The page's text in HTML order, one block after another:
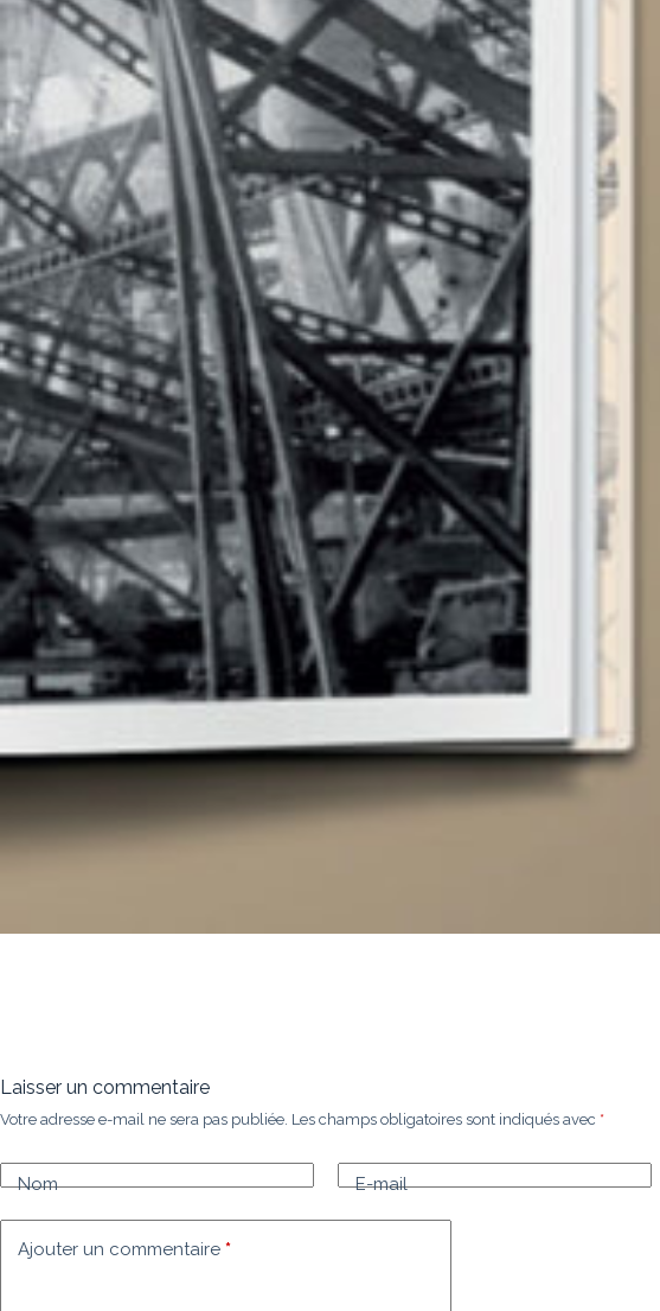
Laisser un commentaire
Votre adresse e-mail ne sera pas publiée. Les champs obligatoires sont indiqués avec *
Nom E-mail
Ajouter un commentaire *